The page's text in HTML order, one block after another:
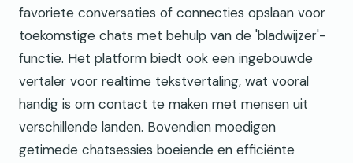
favoriete conversaties of connecties opslaan voor
toekomstige chats met behulp van de 'bladwijzer'-
functie. Het platform biedt ook een ingebouwde
vertaler voor realtime tekstvertaling, wat vooral
handig is om contact te maken met mensen uit
verschillende landen. Bovendien moedigen
getimede chatsessies boeiende en efficiënte